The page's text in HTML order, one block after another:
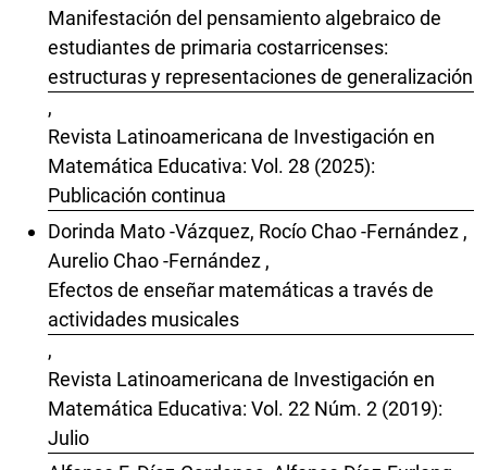
Manifestación del pensamiento algebraico de
estudiantes de primaria costarricenses:
estructuras y representaciones de generalización
,
Revista Latinoamericana de Investigación en
Matemática Educativa: Vol. 28 (2025):
Publicación continua
Dorinda Mato -Vázquez, Rocío Chao -Fernández ,
Aurelio Chao -Fernández ,
Efectos de enseñar matemáticas a través de
actividades musicales
,
Revista Latinoamericana de Investigación en
Matemática Educativa: Vol. 22 Núm. 2 (2019):
Julio